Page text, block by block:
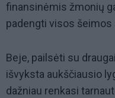
finansinėmis žmonių
padengti visos šeimos
Beje, pailsėti su
išvyksta aukščiausio
dažniau renkasi